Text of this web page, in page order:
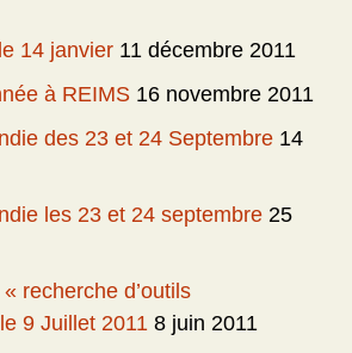
14 janvier 11 décembre 2011
à REIMS 16 novembre 2011
des 23 et 24 Septembre 14
les 23 et 24 septembre 25
recherche d’outils
9 Juillet 2011 8 juin 2011